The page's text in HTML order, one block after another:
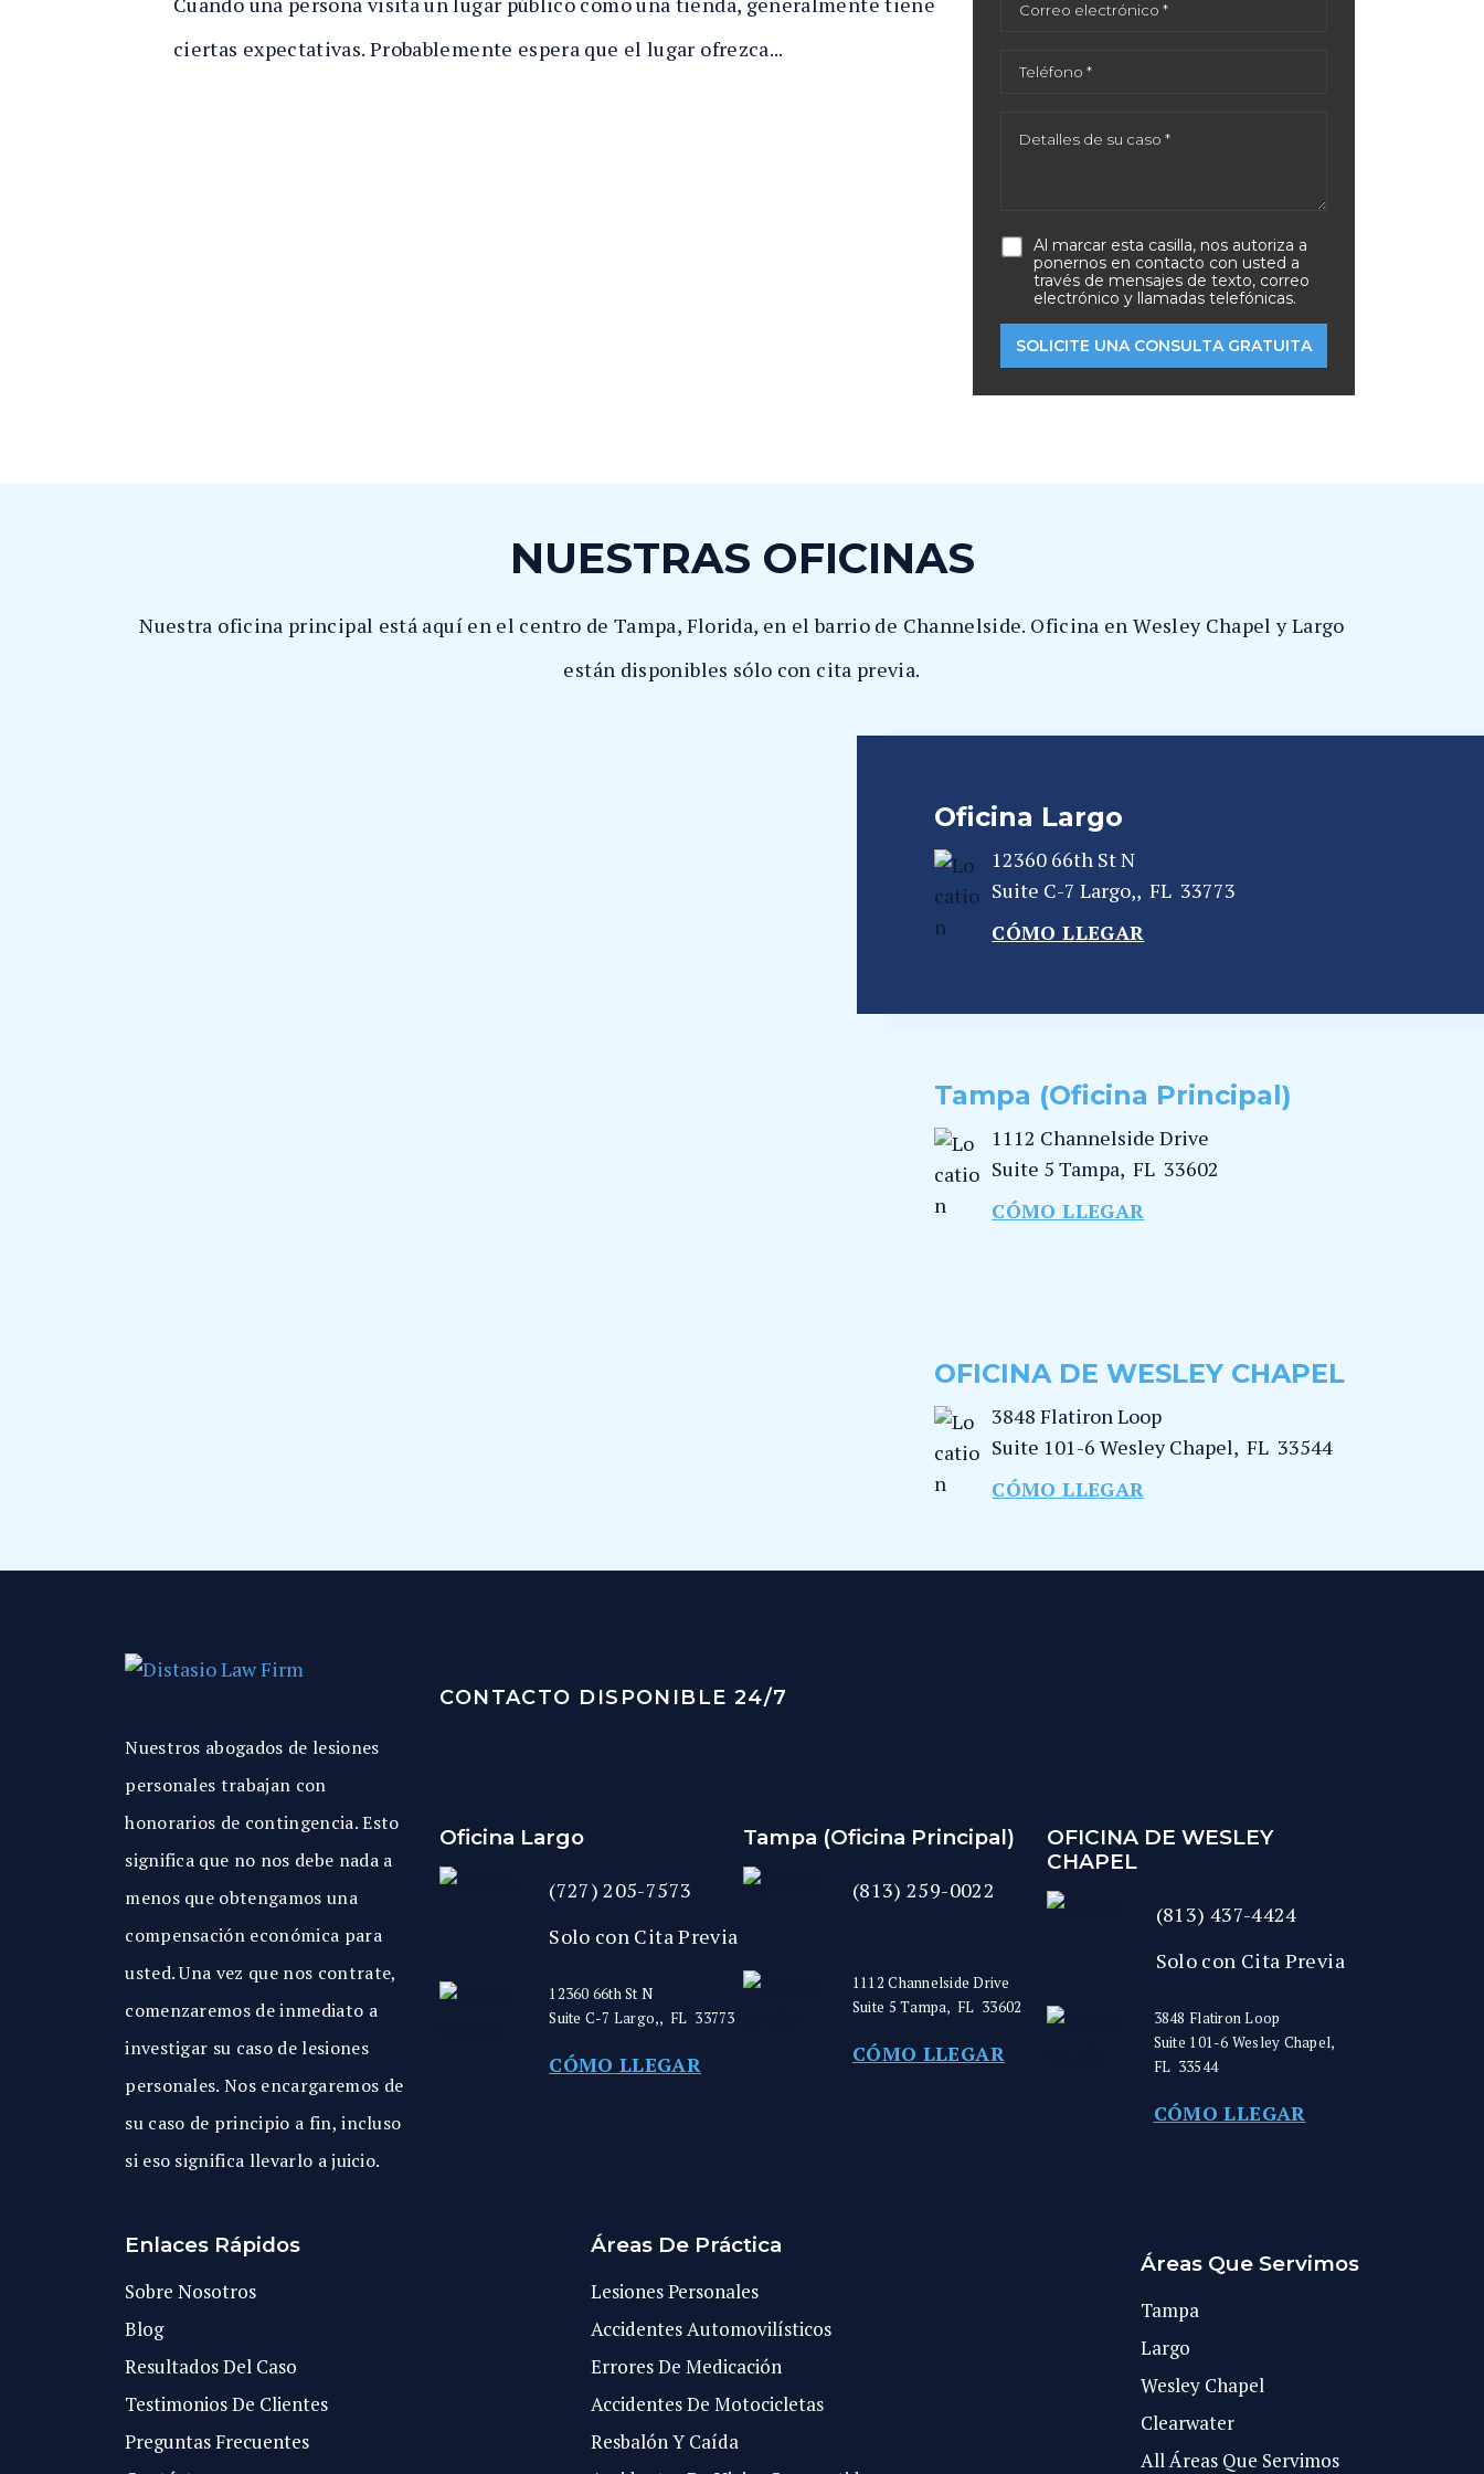
ciertas expectativas. Probablemente espera que el lugar ofrezca...
Al marcar esta casilla, nos autoriza a
ponernos en contacto con usted a
través de mensajes de texto, correo
electrónico y llamadas telefónicas.
NUESTRAS OFICINAS
Nuestra oficina principal está aquí en el centro de Tampa, Florida, en el barrio de Channelside. Oficina en Wesley Chapel y Largo
están disponibles sólo con cita previa.
Oficina Largo
12360 66th St N
Suite C-7Largo,,FL 33773
CÓMO LLEGAR
Tampa (Oficina Principal)
1112 Channelside Drive
Suite 5Tampa,FL 33602
CÓMO LLEGAR
OFICINA DE WESLEY CHAPEL
3848 Flatiron Loop
Suite 101-6Wesley Chapel,FL 33544
CÓMO LLEGAR
Nuestros abogados de lesiones
personales trabajan con
honorarios de contingencia. Esto
significa que no nos debe nada a
menos que obtengamos una
compensación económica para
usted. Una vez que nos contrate,
comenzaremos de inmediato a
investigar su caso de lesiones
personales. Nos encargaremos de
su caso de principio a fin, incluso
si eso significa llevarlo a juicio.
CONTACTO DISPONIBLE 24/7
Oficina Largo
(727) 205-7573
Solo con Cita Previa
12360 66th St N
Suite C-7 Largo,, FL 33773
CÓMO LLEGAR
Tampa (Oficina Principal)
(813) 259-0022
1112 Channelside Drive
Suite 5Tampa, FL 33602
CÓMO LLEGAR
OFICINA DE WESLEY
CHAPEL
(813) 437-4424
Solo con Cita Previa
3848 Flatiron Loop
Suite 101-6 Wesley Chapel,
FL 33544
CÓMO LLEGAR
Enlaces Rápidos
Sobre Nosotros
Blog
Resultados Del Caso
Testimonios De Clientes
Preguntas Frecuentes
Áreas De Práctica
Lesiones Personales
Accidentes Automovilísticos
Errores De Medicación
Accidentes De Motocicletas
Resbalón Y Caída
Áreas Que Servimos
Tampa
Largo
Wesley Chapel
Clearwater
All Áreas Que Servimos